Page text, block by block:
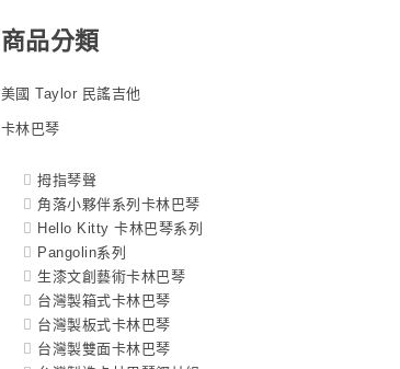
商品分類
美國 Taylor 民謠吉他
卡林巴琴
拇指琴聲
角落小夥伴系列卡林巴琴
Hello Kitty 卡林巴琴系列
Pangolin系列
生漆文創藝術卡林巴琴
台灣製箱式卡林巴琴
台灣製板式卡林巴琴
台灣製雙面卡林巴琴